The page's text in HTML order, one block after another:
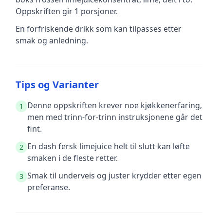
Oppskriften gir 1 porsjoner.
En forfriskende drikk som kan tilpasses etter
smak og anledning.
Tips og Varianter
1
Denne oppskriften krever noe kjøkkenerfaring,
men med trinn-for-trinn instruksjonene går det
fint.
2 En dash fersk limejuice helt til slutt kan løfte
smaken i de fleste retter.
3 Smak til underveis og juster krydder etter egen
preferanse.